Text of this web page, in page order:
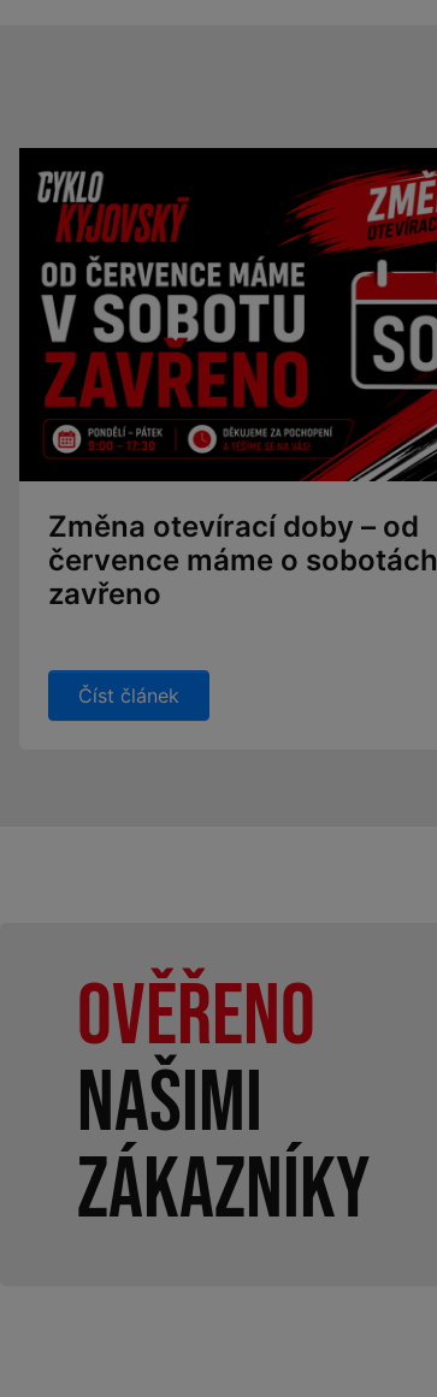
Změna otevírací doby – od
července máme o sobotách
zavřeno
Číst článek
Ověřeno
našimi
zákazníky